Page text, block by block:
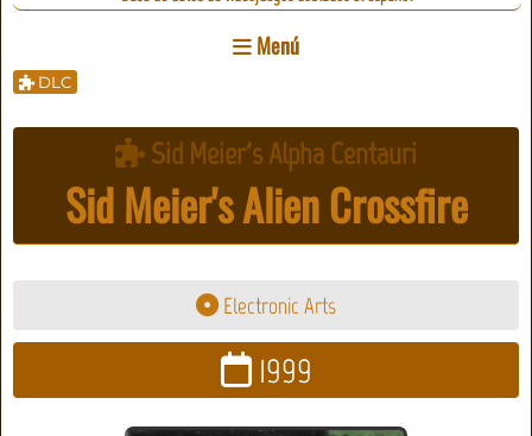
Menú
DLC
Sid Meier's Alpha Centauri
Sid Meier's Alien Crossfire
Electronic Arts
1999